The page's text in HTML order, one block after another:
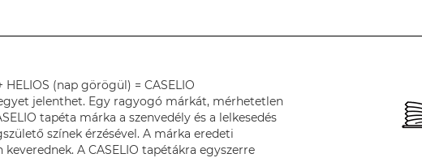
HELIOS (nap görögül) = CASELIO
jelenthet. Egy ragyogó márkát, mérhetetlen
tapéta márka a szenvedély és a lelkesedés
színek érzésével. A márka eredeti
A CASELIO tapétákra egyszerre